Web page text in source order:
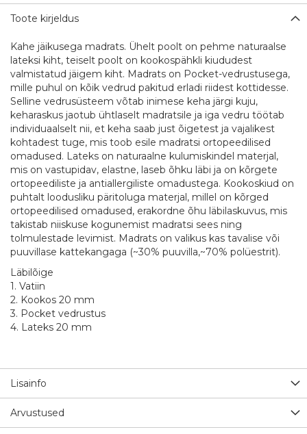
Toote kirjeldus
Kahe jäikusega madrats. Ühelt poolt on pehme naturaalse
lateksi kiht, teiselt poolt on kookospähkli kiududest
valmistatud jäigem kiht. Madrats on Pocket-vedrustusega,
mille puhul on kõik vedrud pakitud erladi riidest kottidesse.
Selline vedrusüsteem võtab inimese keha järgi kuju,
keharaskus jaotub ühtlaselt madratsile ja iga vedru töötab
individuaalselt nii, et keha saab just õigetest ja vajalikest
kohtadest tuge, mis toob esile madratsi ortopeedilised
omadused. Lateks on naturaalne kulumiskindel materjal,
mis on vastupidav, elastne, laseb õhku läbi ja on kõrgete
ortopeediliste ja antiallergiliste omadustega. Kookoskiud on
puhtalt loodusliku päritoluga materjal, millel on kõrged
ortopeedilised omadused, erakordne õhu läbilaskuvus, mis
takistab niiskuse kogunemist madratsi sees ning
tolmulestade levimist. Madrats on valikus kas tavalise või
puuvillase kattekangaga (~30% puuvilla,~70% polüestrit).
Läbilõige
1. Vatiin
2. Kookos 20 mm
3. Pocket vedrustus
4. Lateks 20 mm
Lisainfo
Arvustused